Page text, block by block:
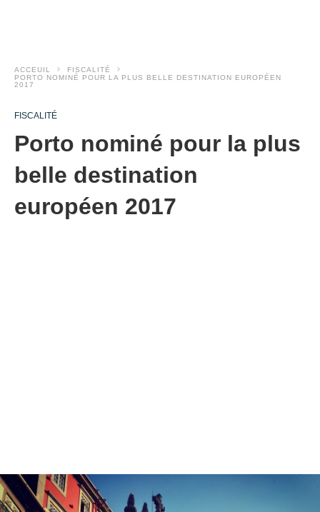
ACCEUIL
FISCALITÉ
PORTO NOMINÉ POUR LA PLUS BELLE DESTINATION EUROPÉEN
2017
FISCALITÉ
Porto nominé pour la plus
belle destination
européen 2017